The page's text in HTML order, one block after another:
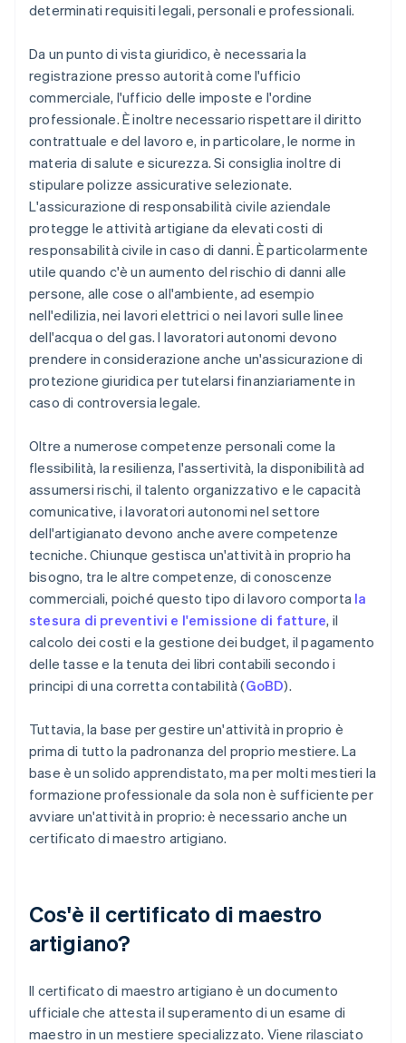
determinati requisiti legali, personali e professionali.
Da un punto di vista giuridico, è necessaria la
registrazione presso autorità come l'ufficio
commerciale, l'ufficio delle imposte e l'ordine
professionale. È inoltre necessario rispettare il diritto
contrattuale e del lavoro e, in particolare, le norme in
materia di salute e sicurezza. Si consiglia inoltre di
stipulare polizze assicurative selezionate.
L'assicurazione di responsabilità civile aziendale
protegge le attività artigiane da elevati costi di
responsabilità civile in caso di danni. È particolarmente
utile quando c'è un aumento del rischio di danni alle
persone, alle cose o all'ambiente, ad esempio
nell'edilizia, nei lavori elettrici o nei lavori sulle linee
dell'acqua o del gas. I lavoratori autonomi devono
prendere in considerazione anche un'assicurazione di
protezione giuridica per tutelarsi finanziariamente in
caso di controversia legale.
Oltre a numerose competenze personali come la
flessibilità, la resilienza, l'assertività, la disponibilità ad
assumersi rischi, il talento organizzativo e le capacità
comunicative, i lavoratori autonomi nel settore
dell'artigianato devono anche avere competenze
tecniche. Chiunque gestisca un'attività in proprio ha
bisogno, tra le altre competenze, di conoscenze
commerciali, poiché questo tipo di lavoro comporta la
stesura di preventivi e l'emissione di fatture, il
calcolo dei costi e la gestione dei budget, il pagamento
delle tasse e la tenuta dei libri contabili secondo i
principi di una corretta contabilità (GoBD).
Tuttavia, la base per gestire un'attività in proprio è
prima di tutto la padronanza del proprio mestiere. La
base è un solido apprendistato, ma per molti mestieri la
formazione professionale da sola non è sufficiente per
avviare un'attività in proprio: è necessario anche un
certificato di maestro artigiano.
Cos'è il certificato di maestro
artigiano?
Il certificato di maestro artigiano è un documento
ufficiale che attesta il superamento di un esame di
maestro in un mestiere specializzato. Viene rilasciato